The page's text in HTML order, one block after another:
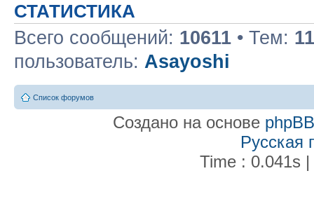
СТАТИСТИКА
Всего сообщений: 10611 • Тем:
пользователь: Asayoshi
Список форумов
Создано на основе phpBB
Русская
Time : 0.041s